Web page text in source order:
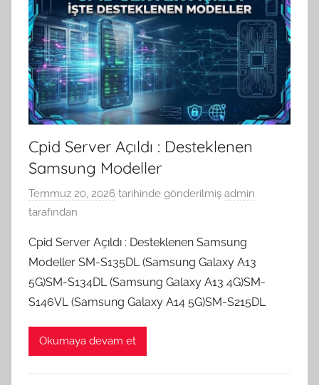
Cpid Server Açıldı : Desteklenen
Samsung Modeller
Temmuz 20, 2026 tarihinde gönderilmiş admin
tarafından
Cpid Server Açıldı : Desteklenen Samsung
Modeller SM-S135DL (Samsung Galaxy A13
5G)SM-S134DL (Samsung Galaxy A13 4G)SM-
S146VL (Samsung Galaxy A14 5G)SM-S215DL
Okumaya devam et